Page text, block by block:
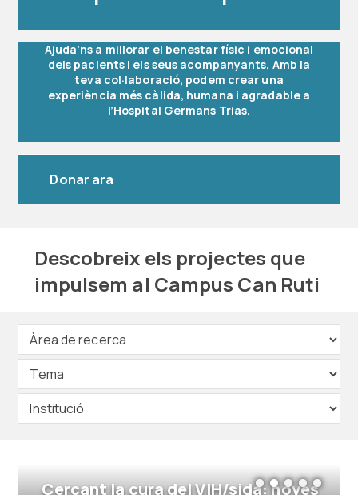
Ajuda’ns a millorar el benestar físic i emocional
dels pacients i els seus acompanyants. Amb la
teva col·laboració, podem crear una
experiència més càlida, humana i agradable a
l’Hospital Germans Trias.
Donar ara
Descobreix els projectes que
impulsem al Campus Can Ruti
Cercant la cura del VIH/sida: noves